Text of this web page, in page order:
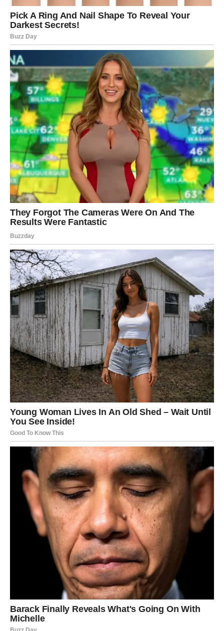
Život vam vraća ravnotežu i mir
Pred vama su veoma važni trenuci sreće.
VODOLIJA
Zvijezde vam donose neočekivanu vijest ili susret koji bi
vam mogao potpuno promijeniti budućnost.
Jedna želja sada postaje stvarnost mnogo brže nego što
očekujete.
Veliko iznenađenje ulazi u vaš život
Pred vama su veoma posebni trenuci.
RIBE
Ribe ulaze u jedan od najnježnijih i najvažnijih emotivnih
perioda života.
Ljubav, pažnja i osjećaj sigurnosti konačno postaju dio
vaše svakodnevice.
Duša konačno pronalazi ono što je dugo
tražila
Pred vama su trenuci puni topline i sreće.
Horoskop koji je iznenadio čak i astrologe mnogim
znakovima Zodijaka donosi velike životne promjene, ali
posebno će blistati Rakovi, Vage i Vodolije kojima
zvijezde šalju sudbinske trenutke koji bi mogli potpuno
promijeniti njihov život.
Ovo je period tokom kojeg univerzum pokazuje da se
najveća iznenađenja dešavaju onda kada mislimo da nas
više ništa ne može iznenaditi.